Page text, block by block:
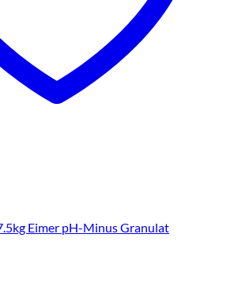
Eimer pH-Minus Granulat